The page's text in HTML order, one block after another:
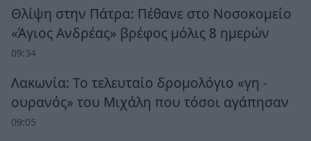
Θλίψη στην Πάτρα: Πέθανε στο Νοσοκομείο
«Άγιος Ανδρέας» βρέφος μόλις 8 ημερών
09:34
Λακωνία: Το τελευταίο δρομολόγιο «γη -
ουρανός» του Μιχάλη που τόσοι αγάπησαν
09:05